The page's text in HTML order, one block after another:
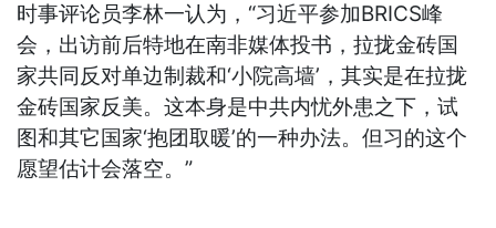
时事评论员李林一认为，“习近平参加BRICS峰
会，出访前后特地在南非媒体投书，拉拢金砖国
家共同反对单边制裁和‘小院高墙’，其实是在拉拢
金砖国家反美。这本身是中共内忧外患之下，试
图和其它国家‘抱团取暖’的一种办法。但习的这个
愿望估计会落空。”